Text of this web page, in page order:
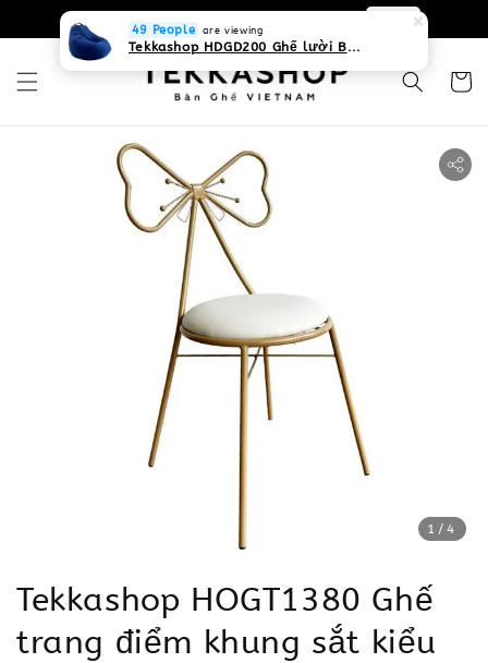
0931268840 Liên hệ với chúng tôi
1 /4
Tekkashop HOGT1380 Ghế
trang điểm khung sắt kiểu
49 People are viewing
Tekkashop HDGD200 Ghế lười Beanbag form truyền thống, chất liệu Olefin canvas kháng nước, màu xanh biển, có thể sử dụng trong nhà và cả ngoài trời, có quai xách